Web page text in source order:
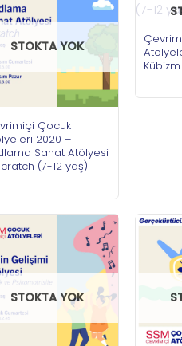
STOKTA YOK
Çocuk
2020 –
Sanat Atölyesi
(7-12 yaş)
STOKTA YOK